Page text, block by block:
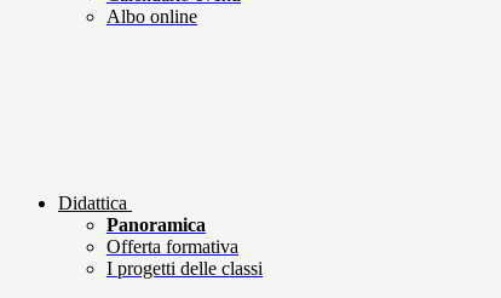
Albo online
Didattica
Panoramica
Offerta formativa
I progetti delle classi